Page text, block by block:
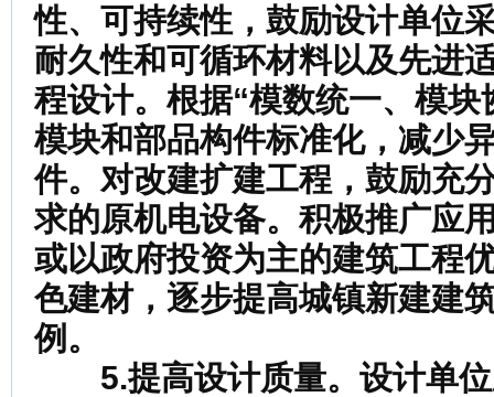
性、可持续性，鼓励设计单位
耐久性和可循环材料以及先进
程设计。根据“模数统一、模
模块和部品构件标准化，减少
件。对改建扩建工程，鼓励充
求的原机电设备。积极推广应
或以政府投资为主的建筑工程
色建材，逐步提高城镇新建建
例。
5.提高设计质量。 设计单